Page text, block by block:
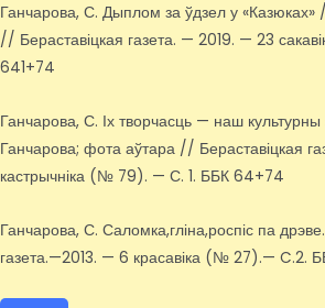
Ганчарова, С. Дыплом за ўдзел у
// Бераставіцкая газета. — 2019. — 23
641+74
Ганчарова, С. Іх творчасць — наш
Ганчарова; фота аўтара // Бераставіцкая
кастрычніка (№ 79). — С. 1. ББК 64+74
Ганчарова, С. Саломка,гліна,роспіс па
газета.—2013. — 6 красавіка (№ 27).— C.2.